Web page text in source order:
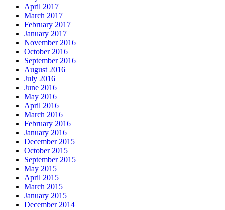
April 2017
March 2017
February 2017
January 2017
November 2016
October 2016
September 2016
August 2016
July 2016
June 2016
May 2016
April 2016
March 2016
February 2016
January 2016
December 2015
October 2015
September 2015
May 2015
April 2015
March 2015
January 2015
December 2014